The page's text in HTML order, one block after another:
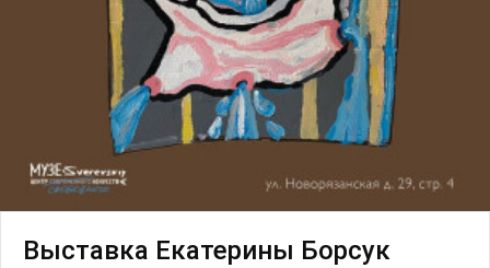
Выставка Екатерины Борсук